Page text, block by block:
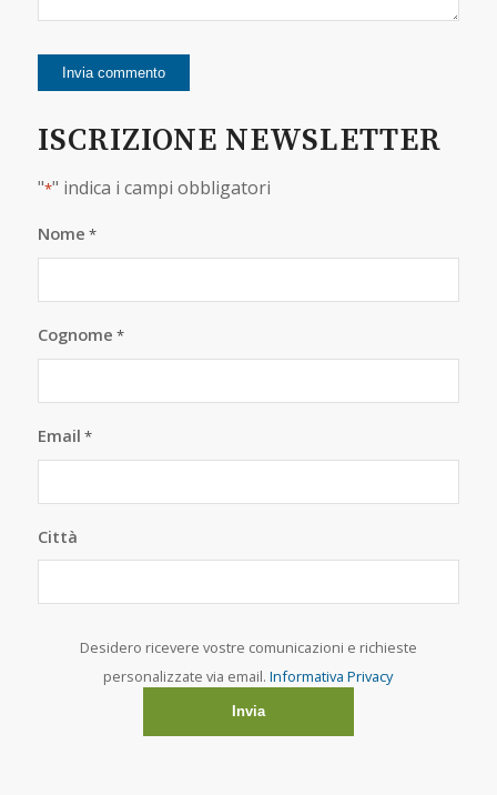
ISCRIZIONE NEWSLETTER
"*" indica i campi obbligatori
Nome *
Cognome *
Email *
Città
Desidero ricevere vostre comunicazioni e richieste
personalizzate via email.Informativa Privacy